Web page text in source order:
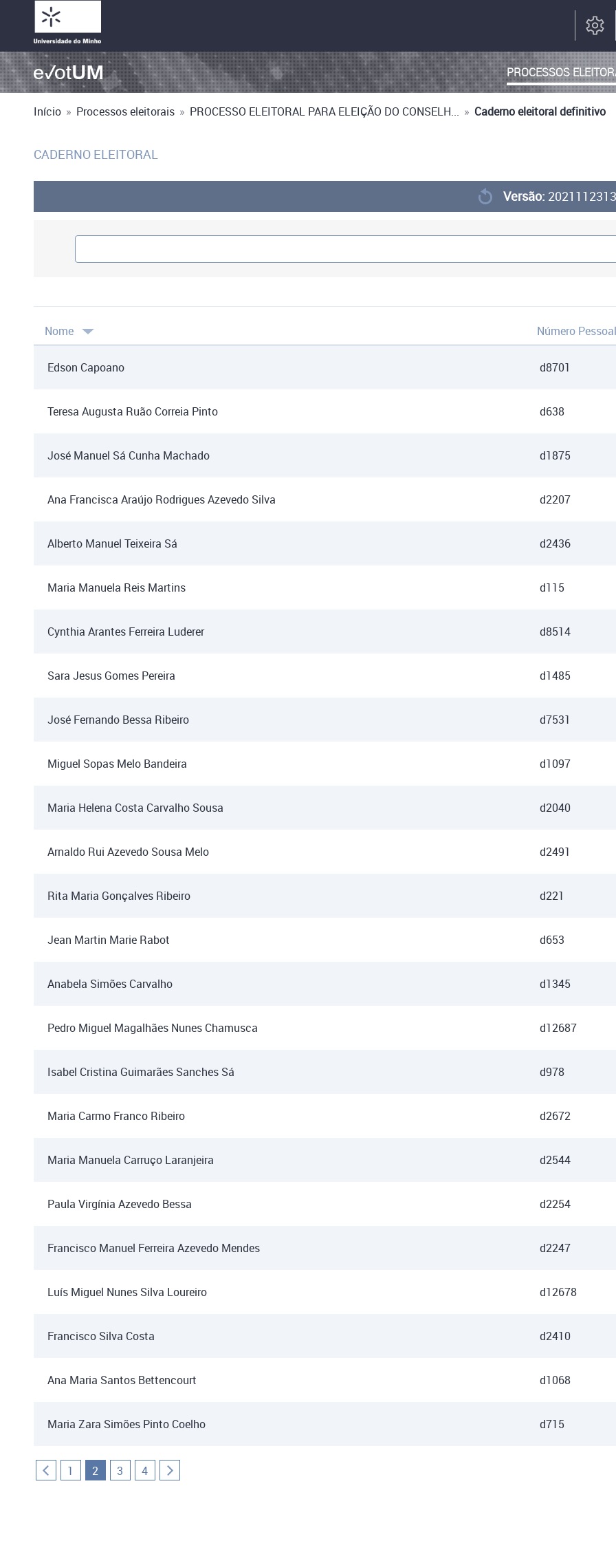
PROCESSOS
Início » Processos eleitorais » PROCESSO ELEITORAL PARA ELEIÇÃO DO CONSELH... » Caderno eleitoral definitivo
CADERNO ELEITORAL
Versão:
Nome Número Pessoal
Edson Capoano d8701
Teresa Augusta Ruão Correia Pinto d638
José Manuel Sá Cunha Machado d1875
Ana Francisca Araújo Rodrigues Azevedo Silva d2207
Alberto Manuel Teixeira Sá d2436
Maria Manuela Reis Martins d115
Cynthia Arantes Ferreira Luderer d8514
Sara Jesus Gomes Pereira d1485
José Fernando Bessa Ribeiro d7531
Miguel Sopas Melo Bandeira d1097
Maria Helena Costa Carvalho Sousa d2040
Arnaldo Rui Azevedo Sousa Melo d2491
Rita Maria Gonçalves Ribeiro d221
Jean Martin Marie Rabot d653
Anabela Simões Carvalho d1345
Pedro Miguel Magalhães Nunes Chamusca d12687
Isabel Cristina Guimarães Sanches Sá d978
Maria Carmo Franco Ribeiro d2672
Maria Manuela Carruço Laranjeira d2544
Paula Virgínia Azevedo Bessa d2254
Francisco Manuel Ferreira Azevedo Mendes d2247
Luís Miguel Nunes Silva Loureiro d12678
Francisco Silva Costa d2410
Ana Maria Santos Bettencourt d1068
Maria Zara Simões Pinto Coelho d715
1 2 3 4